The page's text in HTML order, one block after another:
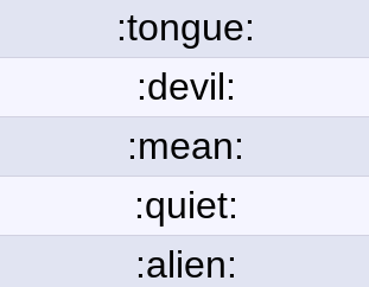
:tongue:
:devil:
:mean:
:quiet:
:alien: